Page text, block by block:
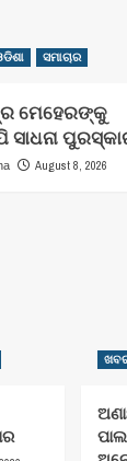
ସମାଚାର
ମେହେରଙ୍କୁ
ସାଧନା
August 8, 2026